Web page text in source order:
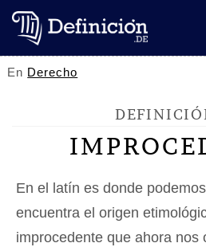
En Derecho
En el latín es donde
encuentra el origen
improcedente que ahora nos